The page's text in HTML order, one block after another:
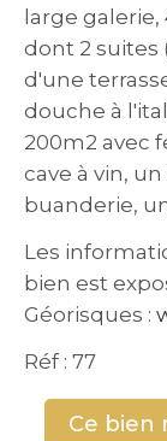
large
dont 2 suites
d'une
douche à
200m2 avec
cave à vin,
buanderie,
Les
bien est
Géorisques :
Réf : 77
Ce bien